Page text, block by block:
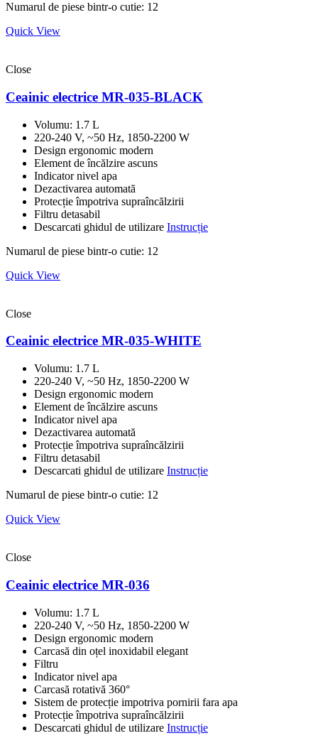
Numarul de piese bintr-o cutie: 12
Quick View
Close
Ceainic electrice MR-035-BLACK
Volumu: 1.7 L
220-240 V, ~50 Hz, 1850-2200 W
Design ergonomic modern
Element de încălzire ascuns
Indicator nivel apa
Dezactivarea automată
Protecție împotriva supraîncălzirii
Filtru detasabil
Descarcati ghidul de utilizare Instrucție
Numarul de piese bintr-o cutie: 12
Quick View
Close
Ceainic electrice MR-035-WHITE
Volumu: 1.7 L
220-240 V, ~50 Hz, 1850-2200 W
Design ergonomic modern
Element de încălzire ascuns
Indicator nivel apa
Dezactivarea automată
Protecție împotriva supraîncălzirii
Filtru detasabil
Descarcati ghidul de utilizare Instrucție
Numarul de piese bintr-o cutie: 12
Quick View
Close
Ceainic electrice MR-036
Volumu: 1.7 L
220-240 V, ~50 Hz, 1850-2200 W
Design ergonomic modern
Carcasă din oțel inoxidabil elegant
Filtru
Indicator nivel apa
Carcasă rotativă 360°
Sistem de protecție impotriva pornirii fara apa
Protecție împotriva supraîncălzirii
Descarcati ghidul de utilizare Instrucție